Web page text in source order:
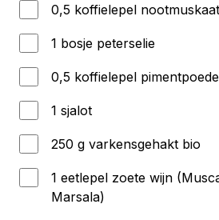
0,5 koffielepel
1 bosje peterselie
0,5 koffielepel
1 sjalot
250 g varkensgehakt bio
1 eetlepel zoete wijn
Marsala)